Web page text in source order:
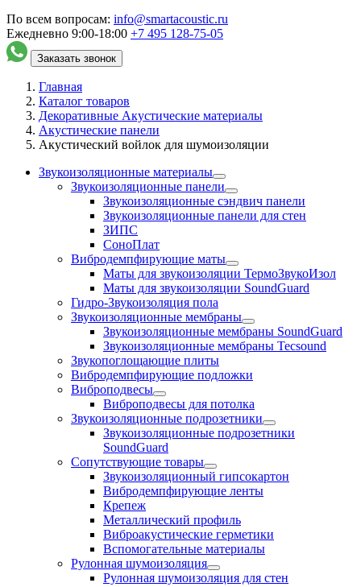
По всем вопросам: info@smartacoustic.ru
Ежедневно 9:00-18:00 +7 495 128-75-05
Заказать звонок
Главная
Каталог товаров
Декоративные Акустические материалы
Акустические панели
Акустический войлок для шумоизоляции
Звукоизоляционные материалы
Звукоизоляционные панели
Звукоизоляционные сэндвич панели
Звукоизоляционные панели для стен
ЗИПС
СоноПлат
Вибродемпфирующие маты
Маты для звукоизоляции ТермоЗвукоИзол
Маты для звукоизоляции SoundGuard
Гидро-Звукоизоляция пола
Звукоизоляционные мембраны
Звукоизоляционные мембраны SoundGuard
Звукоизоляционные мембраны Tecsound
Звукопоглощающие плиты
Вибродемпфирующие подложки
Виброподвесы
Виброподвесы для потолка
Звукоизоляционные подрозетники
Звукоизоляционные подрозетники
SoundGuard
Сопутствующие товары
Звукоизоляционный гипсокартон
Вибродемпфирующие ленты
Крепеж
Металлический профиль
Виброакустические герметики
Вспомогательные материалы
Рулонная шумоизоляция
Рулонная шумоизоляция для стен